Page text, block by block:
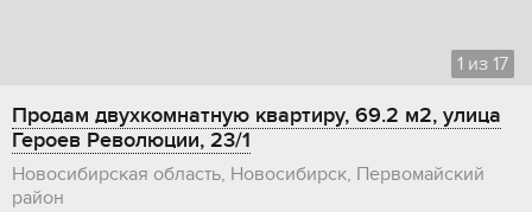
1 из 17
Продам двухкомнатную квартиру, 69.2 м2, улица
Героев Революции, 23/1
Новосибирская область, Новосибирск, Первомайский
район